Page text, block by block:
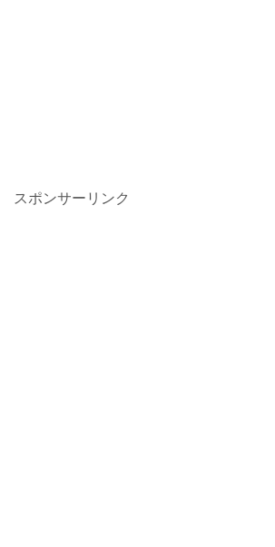
スポンサーリンク